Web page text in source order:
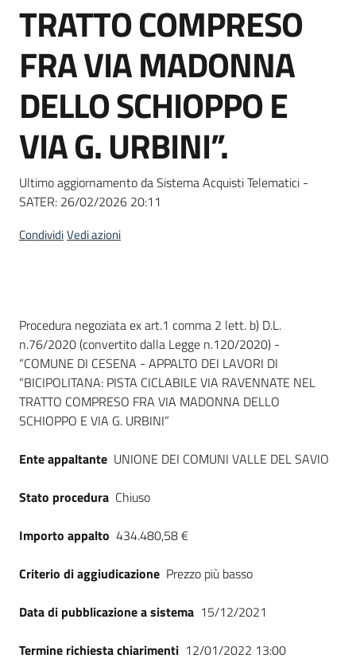
English
site
Seguici
su
TRATTO COMPRESO
FRA VIA MADONNA
DELLO SCHIOPPO E
VIA G. URBINI”.
Ultimo aggiornamento da Sistema Acquisti Telematici -
SATER: 26/02/2026 20:11
CondividiVedi azioni
Dati del bando
Procedura negoziata ex art.1 comma 2 lett. b) D.L.
n.76/2020 (convertito dalla Legge n.120/2020) -
“COMUNE DI CESENA - APPALTO DEI LAVORI DI
“BICIPOLITANA: PISTA CICLABILE VIA RAVENNATE NEL
TRATTO COMPRESO FRA VIA MADONNA DELLO
SCHIOPPO E VIA G. URBINI”
Ente appaltante UNIONE DEI COMUNI VALLE DEL SAVIO
Stato procedura Chiuso
Importo appalto 434.480,58 €
Criterio di aggiudicazione Prezzo più basso
Data di pubblicazione a sistema 15/12/2021
Termine richiesta chiarimenti 12/01/2022 13:00